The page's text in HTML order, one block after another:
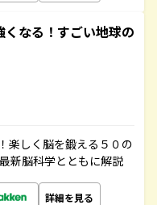
なる！すごい地球の
楽しく脳を鍛える５０の
新脳科学とともに解説
詳細を見る